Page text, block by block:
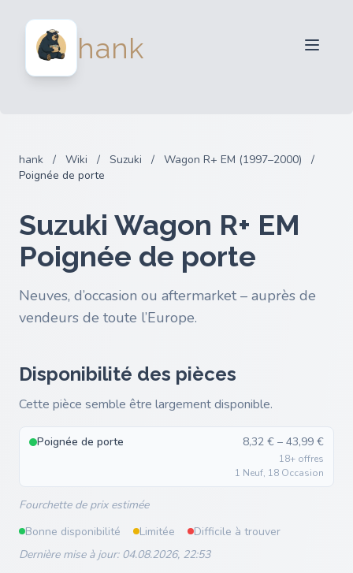
hank
Connexion
hank / Wiki / Suzuki / Wagon R+ EM (1997–2000)
/
Poignée de porte
Suzuki Wagon R+ EM
Poignée de porte
Neuves, d’occasion ou aftermarket – auprès de
vendeurs de toute l’Europe.
Disponibilité des pièces
Cette pièce semble être largement disponible.
Poignée de porte 8,32 € – 43,99 €
18+ offres
1 Neuf, 18 Occasion
Fourchette de prix estimée
Bonne disponibilité
Limitée
Difficile à trouver
Dernière mise à jour: 04.08.2026, 22:53